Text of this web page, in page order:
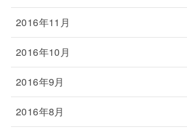
2016年11月
2016年10月
2016年9月
2016年8月